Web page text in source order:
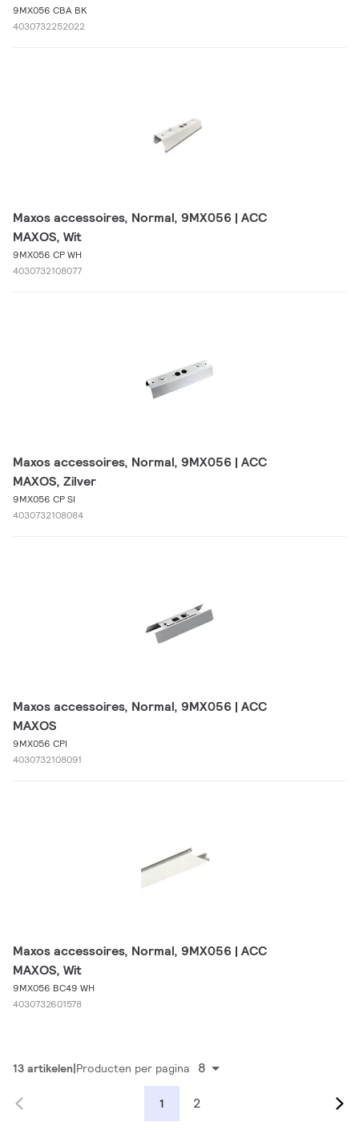
9MX056 CBA BK
4030732252022
Maxos accessoires, Normal, 9MX056 | ACC
MAXOS, Wit
9MX056 CP WH
4030732108077
Maxos accessoires, Normal, 9MX056 | ACC
MAXOS, Zilver
9MX056 CP SI
4030732108084
Maxos accessoires, Normal, 9MX056 | ACC
MAXOS
9MX056 CPI
4030732108091
Maxos accessoires, Normal, 9MX056 | ACC
MAXOS, Wit
9MX056 BC49 WH
4030732601578
13 artikelen Producten per pagina 8
1 2